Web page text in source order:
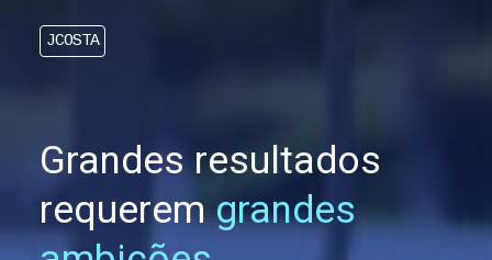
JCOSTA
Grandes resultados
requeremgrandes